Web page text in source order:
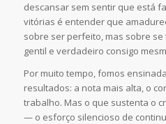
descansar sem sentir que está
vitórias é entender que
sobre ser perfeito, mas sobre
gentil e verdadeiro consigo
Por muito tempo, fomos
resultados: a nota mais alta, o
trabalho. Mas o que sustenta o
— o esforço silencioso de